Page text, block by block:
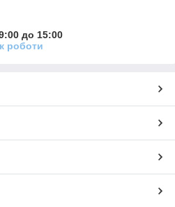
до 15:00
роботи